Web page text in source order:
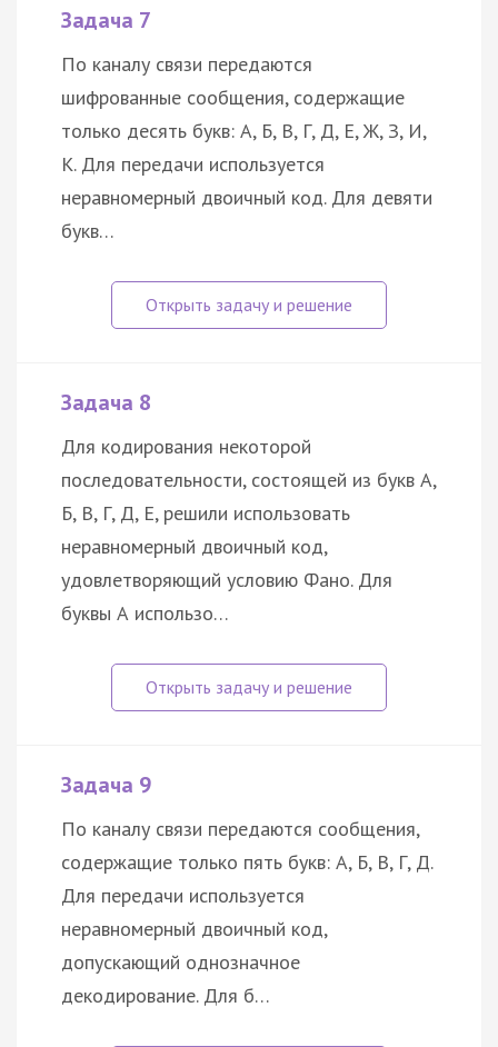
Задача 7
По каналу связи передаются
шифрованные сообщения, содержащие
только десять букв: А, Б, В, Г, Д, Е, Ж, З, И,
К. Для передачи используется
неравномерный двоичный код. Для девяти
букв…
Задача 8
Для кодирования некоторой
последовательности, состоящей из букв А,
Б, В, Г, Д, Е, решили использовать
неравномерный двоичный код,
удовлетворяющий условию Фано. Для
буквы А использо…
Задача 9
По каналу связи передаются сообщения,
содержащие только пять букв: А, Б, В, Г, Д.
Для передачи используется
неравномерный двоичный код,
допускающий однозначное
декодирование. Для б…